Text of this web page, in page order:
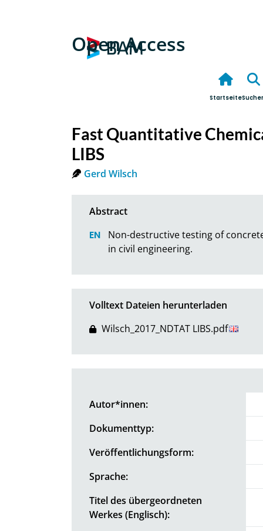
Open Access
Startseite
Fast Quantitative
LIBS
Gerd Wilsch
Non-destructive testing of
in civil engineering.
Volltext Dateien herunterladen
Wilsch_2017_NDTAT LIBS.pdf
Autor*innen:
Dokumenttyp:
Veröffentlichungsform:
Sprache:
Titel des übergeordneten
Werkes (Englisch):